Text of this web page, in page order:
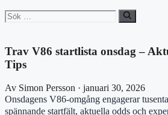
Sök
efter:
Trav V86 startlista onsdag –
Tips
Av Simon Persson · januari 30, 2026
Onsdagens V86-omgång engagerar
spännande startfält, aktuella odds och